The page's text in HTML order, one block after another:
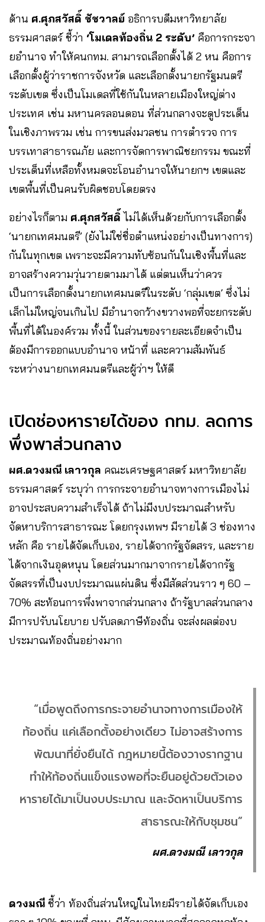
ด้าน ศ.ศุภสวัสดิ์ ชัชวาลย์ อธิการบดีมหาวิทยาลัย
ธรรมศาสตร์ ชี้ว่า ‘โมเดลท้องถิ่น 2 ระดับ’ คือการกระจา
ยอำนาจ ทำให้คนกทม. สามารถเลือกตั้งได้ 2 หน คือการ
เลือกตั้งผู้ว่าราชการจังหวัด และเลือกตั้งนายกรัฐมนตรี
ระดับเขต ซึ่งเป็นโมเดลที่ใช้กันในหลายเมืองใหญ่ต่าง
ประเทศ เช่น มหานครลอนดอน ที่ส่วนกลางจะดูประเด็น
ในเชิงภาพรวม เช่น การขนส่งมวลชน การตำรวจ การ
บรรเทาสาธารณภัย และการจัดการพาณิชยกรรม ขณะที่
ประเด็นที่เหลือทั้งหมดจะโอนอำนาจให้นายกฯ เขตและ
เขตพื้นที่เป็นคนรับผิดชอบโดยตรง
อย่างไรก็ตาม ศ.ศุภสวัสดิ์ ไม่ได้เห็นด้วยกับการเลือกตั้ง
‘นายกเทศมนตรี’ (ยังไม่ใช่ชื่อตำแหน่งอย่างเป็นทางการ)
กันในทุกเขต เพราะจะมีความทับซ้อนกันในเชิงพื้นที่และ
อาจสร้างความวุ่นวายตามมาได้ แต่ตนเห็นว่าควร
เป็นการเลือกตั้งนายกเทศมนตรีในระดับ ‘กลุ่มเขต’ ซึ่งไม่
เล็กไม่ใหญ่จนเกินไป มีอำนาจกว้างขวางพอที่จะยกระดับ
พื้นที่ได้ในองค์รวม ทั้งนี้ ในส่วนของรายละเอียดจำเป็น
ต้องมีการออกแบบอำนาจ หน้าที่ และความสัมพันธ์
ระหว่างนายกเทศมนตรีและผู้ว่าฯ ให้ดี
เปิดช่องหารายได้ของ กทม. ลดการ
พึ่งพาส่วนกลาง
ผศ.ดวงมณี เลาวกุล คณะเศรษฐศาสตร์ มหาวิทยาลัย
ธรรมศาสตร์ ระบุว่า การกระจายอำนาจทางการเมืองไม่
อาจประสบความสำเร็จได้ ถ้าไม่มีงบประมาณสำหรับ
จัดหาบริการสาธารณะ โดยกรุงเทพฯ มีรายได้ 3 ช่องทาง
หลัก คือ รายได้จัดเก็บเอง, รายได้จากรัฐจัดสรร, และราย
ได้จากเงินอุดหนุน โดยส่วนมากมาจากรายได้จากรัฐ
จัดสรรที่เป็นงบประมาณแผ่นดิน ซึ่งมีสัดส่วนราว ๆ 60 –
70% สะท้อนการพึ่งพาจากส่วนกลาง ถ้ารัฐบาลส่วนกลาง
มีการปรับนโยบาย ปรับลดภาษีท้องถิ่น จะส่งผลต่องบ
ประมาณท้องถิ่นอย่างมาก
“เมื่อพูดถึงการกระจายอำนาจทางการเมืองให้
ท้องถิ่น แค่เลือกตั้งอย่างเดียว ไม่อาจสร้างการ
พัฒนาที่ยั่งยืนได้ กฎหมายนี้ต้องวางรากฐาน
ทำให้ท้องถิ่นแข็งแรงพอที่จะยืนอยู่ด้วยตัวเอง
หารายได้มาเป็นงบประมาณ และจัดหาเป็นบริการ
สาธารณะให้กับชุมชน”
ผศ.ดวงมณี เลาวกุล
ดวงมณี ชี้ว่า ท้องถิ่นส่วนใหญ่ในไทยมีรายได้จัดเก็บเอง